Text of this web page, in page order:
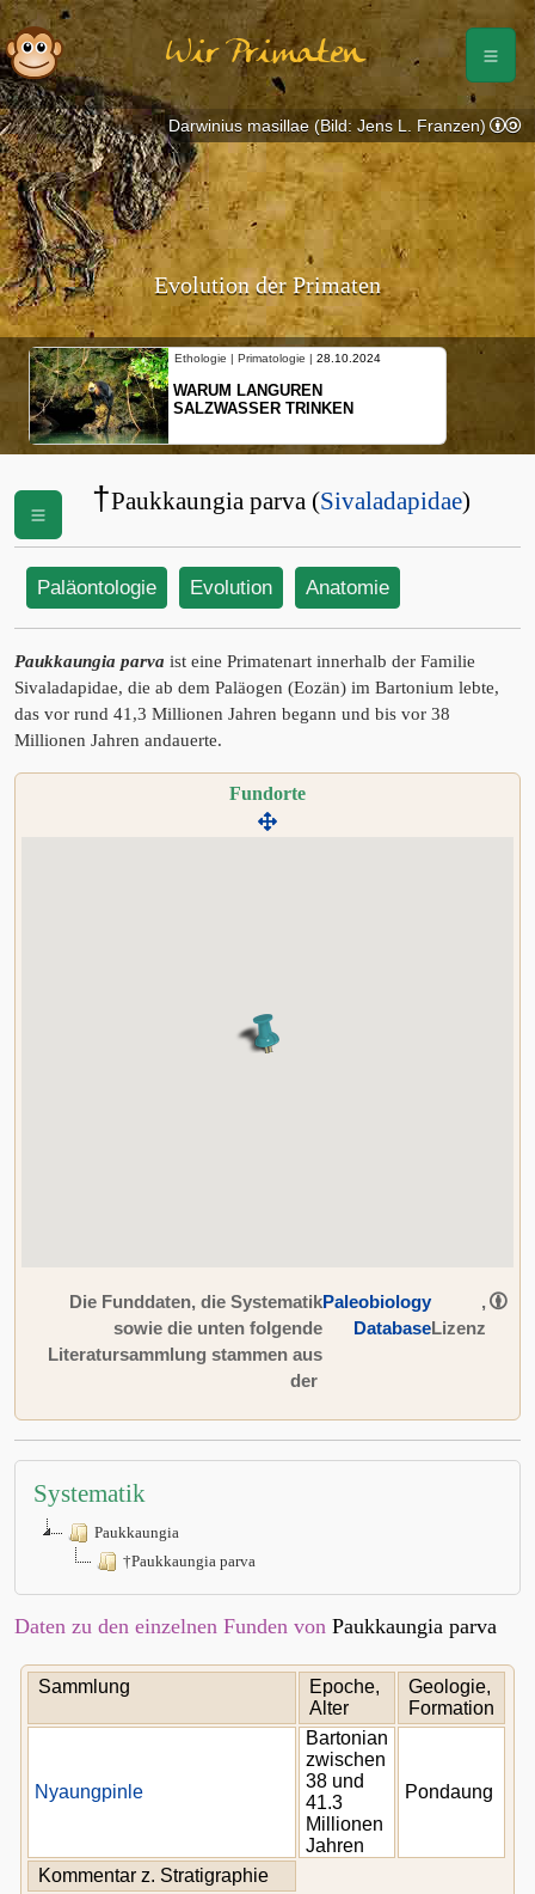
Wir Primaten
Evolution der Primaten
Ethologie | Primatologie | 28.10.2024
WARUM LANGUREN
SALZWASSER TRINKEN
Darwinius masillae (Bild: Jens L. Franzen)
†Paukkaungia parva (Sivaladapidae)
Paläontologie Evolution Anatomie
Paukkaungia parva ist eine Primatenart innerhalb der Familie
Sivaladapidae, die ab dem Paläogen (Eozän) im Bartonium lebte,
das vor rund 41,3 Millionen Jahren begann und bis vor 38
Millionen Jahren andauerte.
Fundorte
Die Funddaten, die Systematik
sowie die unten folgende
Literatursammlung stammen aus
der
Paleobiology
Database
,
Lizenz
Systematik
Paukkaungia
†Paukkaungia parva
Daten zu den einzelnen Funden von Paukkaungia parva
Sammlung
Epoche,
Alter
Geologie,
Formation
Nyaungpinle
Bartonian
zwischen
38 und
41.3
Millionen
Jahren
Pondaung
Kommentar z. Stratigraphie